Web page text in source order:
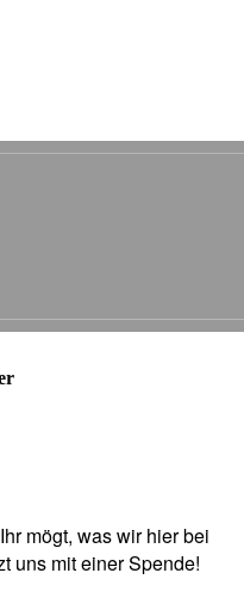
mögt, was wir hier bei
uns mit einer Spende!